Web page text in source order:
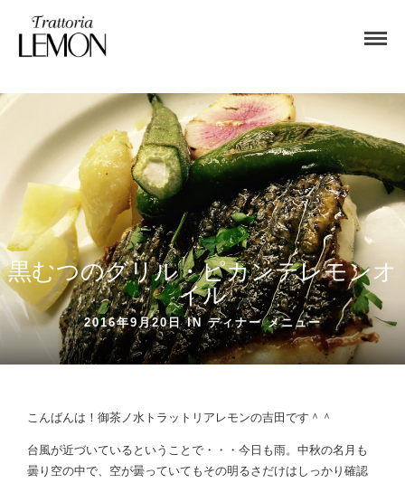
黒むつのグリル・ピカンテレモンオ
イル
2016年9月20日 INディナー メニュー
こんばんは！御茶ノ水トラットリアレモンの吉田です＾＾
台風が近づいているということで・・・今日も雨。中秋の名月も
曇り空の中で、空が曇っていてもその明るさだけはしっかり確認